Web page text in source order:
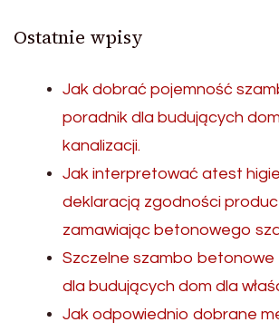
Ostatnie wpisy
Jak dobrać pojemność
poradnik dla budujących
kanalizacji.
Jak interpretować atest
deklaracją zgodności
zamawiając betonowego
Szczelne szambo betonowe
dla budujących dom dla
Jak odpowiednio dobrane